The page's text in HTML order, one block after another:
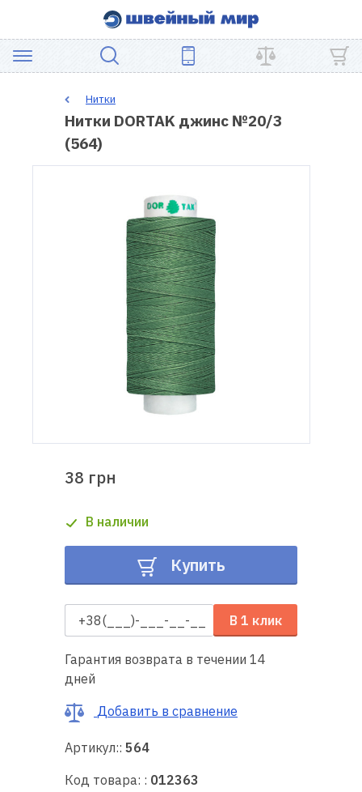
ШВЕЙНОЕ
ОБОРУДОВАНИЕ
Гарантия
швейной
техники
Полезные
советы
нас
Нитки
Нитки DORTAK джинс №20/3
(564)
38 грн
В наличии
Купить
В 1 клик
Гарантия возврата в течении 14
дней
Добавить в сравнение
Артикул:: 564
Код товара: : 012363